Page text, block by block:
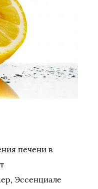
печени в
Эссенциале